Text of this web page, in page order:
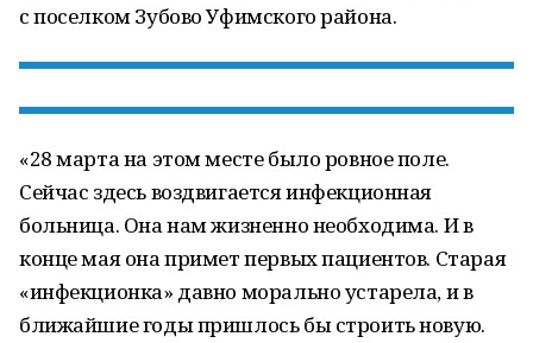
с поселком Зубово Уфимского района.
«28 марта на этом месте было ровное поле.
Сейчас здесь воздвигается инфекционная
больница. Она нам жизненно необходима. И в
конце мая она примет первых пациентов. Старая
«инфекционка» давно морально устарела, и в
ближайшие годы пришлось бы строить новую.